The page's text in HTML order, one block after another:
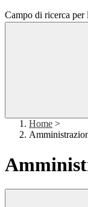
Campo di ricerca per
Home >